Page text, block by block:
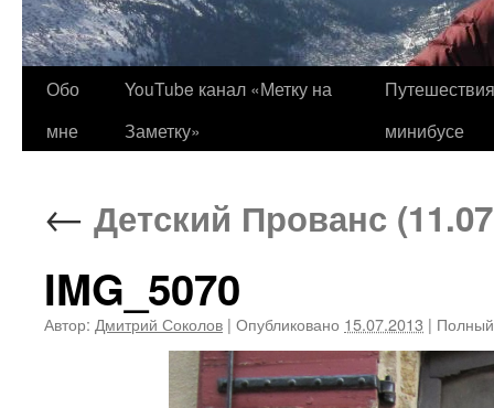
Обо
мне
YouTube канал «Метку на
Заметку»
минибусе
← Детский Прованс
IMG_5070
Автор: Дмитрий Соколов | Опубликовано 15.07.2013 |